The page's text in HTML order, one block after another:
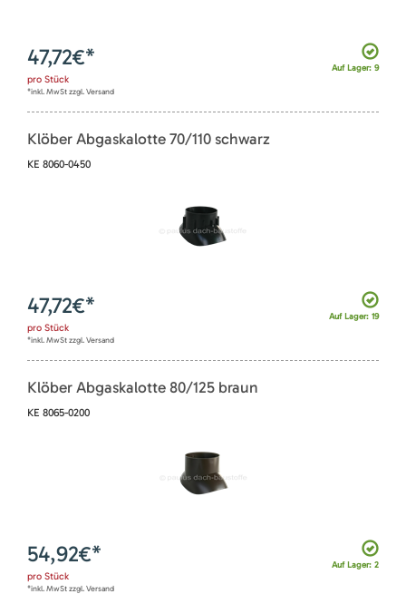
Auf Lager: 9
47,72€*
pro Stück
*inkl. MwSt zzgl. Versand
Klöber Abgaskalotte 70/110 schwarz
KE 8060-0450
Auf Lager: 19
47,72€*
pro Stück
*inkl. MwSt zzgl. Versand
Klöber Abgaskalotte 80/125 braun
KE 8065-0200
Auf Lager: 2
54,92€*
pro Stück
*inkl. MwSt zzgl. Versand